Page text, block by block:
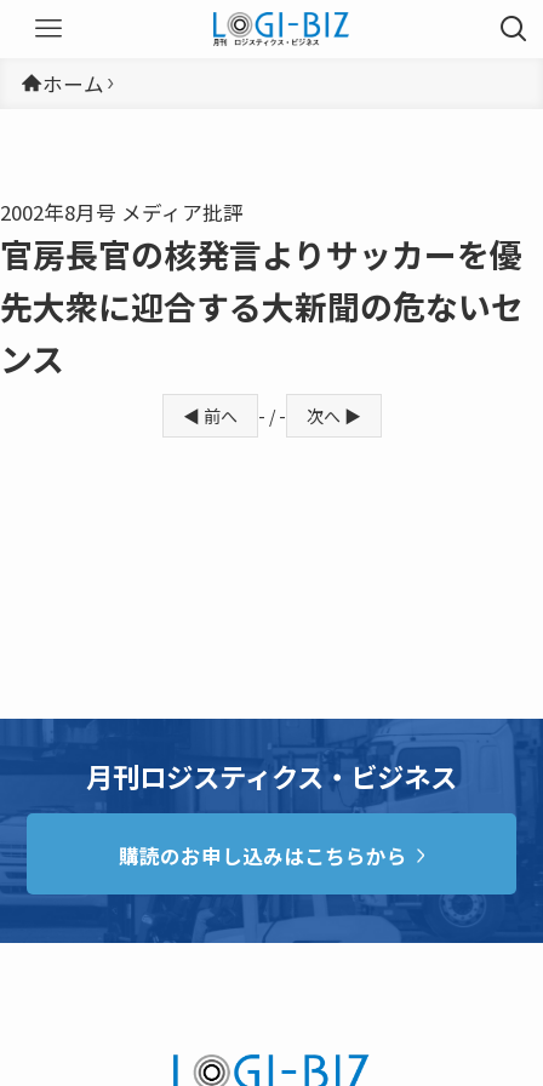
ホーム
2002年8月号 メディア批評
官房長官の核発言よりサッカーを優
先大衆に迎合する大新聞の危ないセ
ンス
◀ 前へ - / - 次へ ▶
月刊ロジスティクス・ビジネス
購読のお申し込みはこちらから